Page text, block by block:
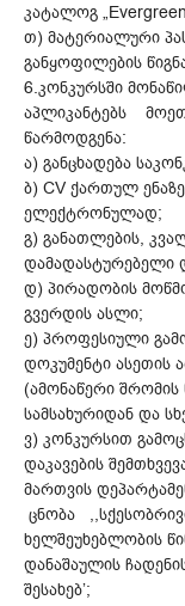
კატალოგ
თ) მატერიალური
განყოფილების
6.კონკურსში
აპლიკანტებს
წარმოდგენა:
ა) განცხადება
ბ) CV ქართულ
ელექტრონულად;
გ) განათლების,
დამადასტურებელი
დ) პირადობის
გვერდის ასლი;
ე) პროფესიული
დოკუმენტი ასეთის
(ამონაწერი შრომის
სამსახურიდან და
ვ) კონკურსით
დაკავების
მართვის
ცნობა
ხელშეუხებლობის
დანაშაულის
შესახებ’;